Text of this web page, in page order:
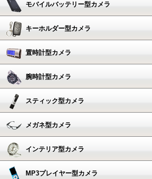
モバイルバッテリー型カメラ
キーホルダー型カメラ
置時計型カメラ
腕時計型カメラ
スティック型カメラ
メガネ型カメラ
インテリア型カメラ
MP3プレイヤー型カメラ